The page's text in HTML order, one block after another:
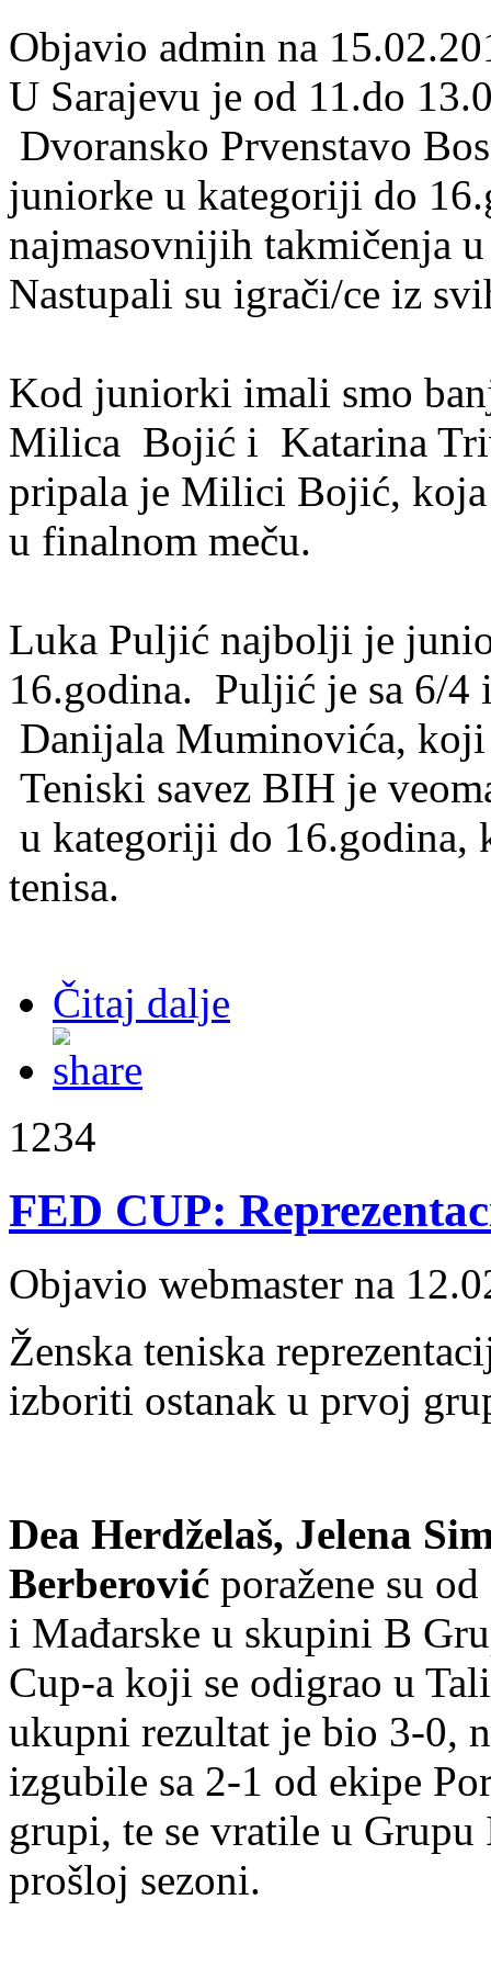
Objavio admin na
U Sarajevu je od 11.do
Dvoransko Prvenstavo
juniorke u kategoriji do
najmasovnijih takmičenja
Nastupali su igrači/ce iz
Kod juniorki imali smo
Milica Bojić i Katarina
pripala je Milici Bojić,
u finalnom meču.
Luka Puljić najbolji je
16.godina. Puljić je sa 6/
Danijala Muminovića,
Teniski savez BIH je
u kategoriji do 16.godina,
tenisa.
Čitaj dalje
1234
FED CUP:
Objavio webmaster na
Ženska teniska
izboriti ostanak u prvoj
Dea Herdželaš, Jelena
Berberović poražene su
i Mađarske u skupini B
Cup-a koji se odigrao u
ukupni rezultat je bio 3-0,
izgubile sa 2-1 od ekipe
grupi, te se vratile u
prošloj sezoni.